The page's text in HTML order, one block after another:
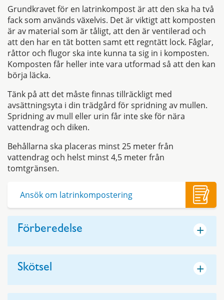
Grundkravet för en latrinkompost är att den ska ha två
fack som används växelvis. Det är viktigt att komposten
är av material som är tåligt, att den är ventilerad och
att den har en tät botten samt ett regntätt lock. Fåglar,
råttor och flugor ska inte kunna ta sig in i komposten.
Komposten får heller inte vara utformad så att den kan
börja läcka.
Tänk på att det måste finnas tillräckligt med
avsättningsyta i din trädgård för spridning av mullen.
Spridning av mull eller urin får inte ske för nära
vattendrag och diken.
Behållarna ska placeras minst 25 meter från
vattendrag och helst minst 4,5 meter från
tomtgränsen.
Ansök om latrinkompostering
Förberedelse +
Skötsel +